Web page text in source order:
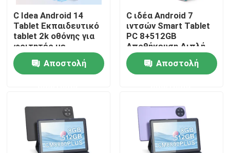
Γύρος εργοστασίων
Ποιοτικός έλεγχος
Νέα
Ζητήστε ένα απόσπασμα
C Idea Android 14
Tablet Εκπαιδευτικό
tablet 2k οθόνης για
φοιτητές με
πληκτρολόγιο και
ποντίκι CM10500
Plus Red
Αποστολή
C ιδέα Android 7
ιντσών Smart Tablet
PC 8+512GB
Αποθήκευση Διπλή
κάμερα WiFi με θήκη
για εφήβους μάθηση /
ανάγνωση CM513
Αποστολή